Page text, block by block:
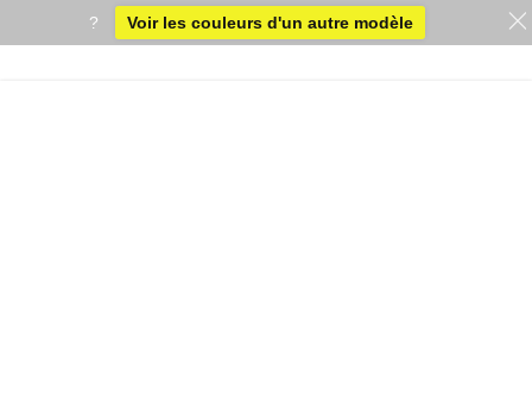
? Voir les couleurs d'un autre modèle